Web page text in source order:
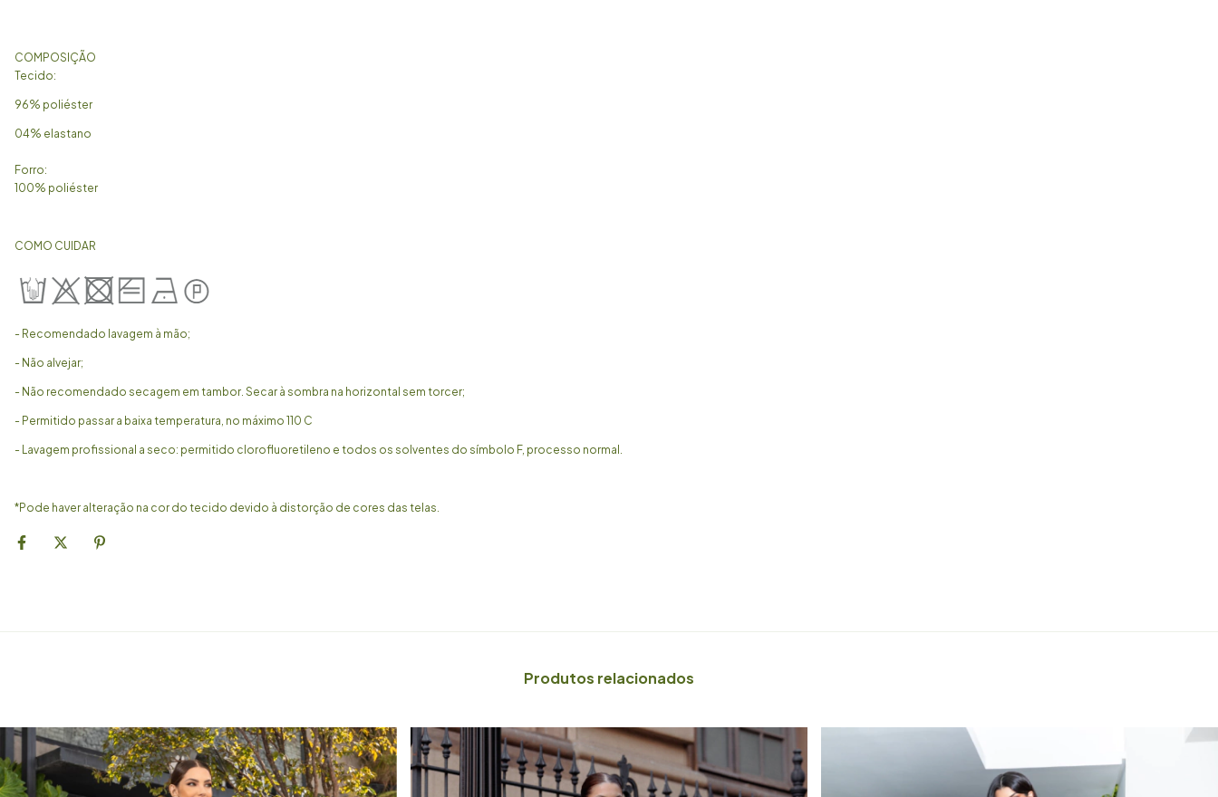
COMPOSIÇÃO
Tecido:
96% poliéster
04% elastano
Forro:
100% poliéster
COMO CUIDAR
- Recomendado lavagem à mão;
- Não alvejar;
- Não recomendado secagem em tambor. Secar à sombra na horizontal sem torcer;
- Permitido passar a baixa temperatura, no máximo 110 C
- Lavagem profissional a seco: permitido clorofluoretileno e todos os solventes do símbolo F, processo normal.
*Pode haver alteração na cor do tecido devido à distorção de cores das telas.
Produtos relacionados